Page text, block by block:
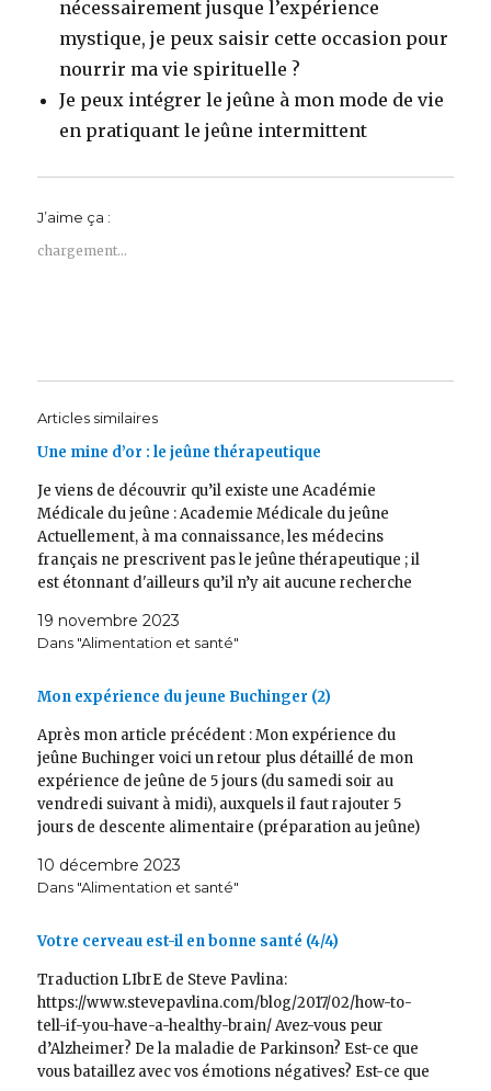
nécessairement jusque l’expérience
mystique, je peux saisir cette occasion pour
nourrir ma vie spirituelle ?
Je peux intégrer le jeûne à mon mode de vie
en pratiquant le jeûne intermittent
J’aime ça :
chargement…
Articles similaires
Une mine d’or : le jeûne thérapeutique
Je viens de découvrir qu’il existe une Académie
Médicale du jeûne : Academie Médicale du jeûne
Actuellement, à ma connaissance, les médecins
français ne prescrivent pas le jeûne thérapeutique ; il
est étonnant d'ailleurs qu’il n’y ait aucune recherche
obtenus…
19 novembre 2023
Dans "Alimentation et santé"
Mon expérience du jeune Buchinger (2)
Après mon article précédent : Mon expérience du
jeûne Buchinger voici un retour plus détaillé de mon
expérience de jeûne de 5 jours (du samedi soir au
vendredi suivant à midi), auxquels il faut rajouter 5
jours de descente alimentaire (préparation au jeûne)
10 décembre 2023
Dans "Alimentation et santé"
Votre cerveau est-il en bonne santé (4/4)
Traduction LIbrE de Steve Pavlina:
https://www.stevepavlina.com/blog/2017/02/how-to-
tell-if-you-have-a-healthy-brain/ Avez-vous peur
d’Alzheimer? De la maladie de Parkinson? Est-ce que
vous bataillez avec vos émotions négatives? Est-ce que